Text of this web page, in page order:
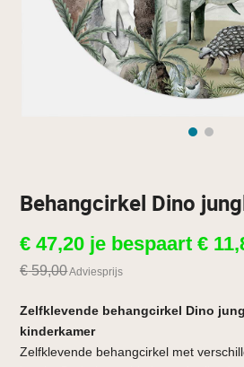
Behangcirkel Dino
€ 47,20 je bespaart€
€59,00Adviesprijs
Zelfklevende behangcirkel Dino
kinderkamer
Zelfklevende behangcirkel met